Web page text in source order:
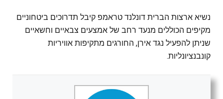
נשיא ארצות הברית דונלנד טראמפ קיבל תדרוכים ביטחוניים
מקיפים הכוללים מנעד רחב של אמצעים צבאיים וחשאיים
שניתן להפעיל נגד אירן, החורגים מתקיפות אוויריות
קונבנציונליות.